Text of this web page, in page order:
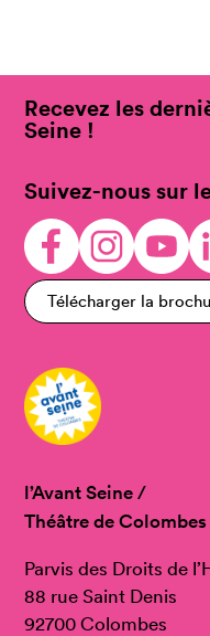
Recevez les
Seine !
Suivez-nous sur
Télécharger la
l’Avant Seine /
Théâtre de Colombes
Parvis des Droits de
88 rue Saint Denis
92700 Colombes